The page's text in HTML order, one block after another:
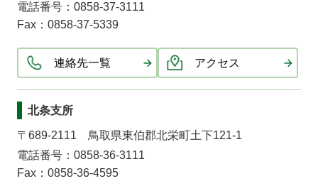
電話番号：0858-37-3111
Fax：0858-37-5339
連絡先一覧 アクセス
北条支所
〒689-2111 鳥取県東伯郡北栄町土下121-1
電話番号：0858-36-3111
Fax：0858-36-4595